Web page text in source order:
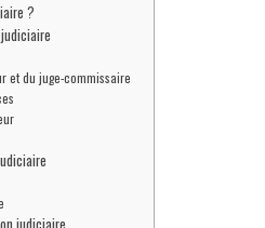
?
et du juge-commissaire
judiciaire